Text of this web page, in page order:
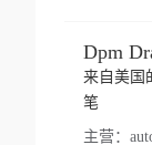
来自美国
笔
主营：